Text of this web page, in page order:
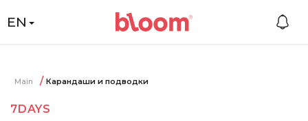
EN
Main Карандаши и подводки
7DAYS